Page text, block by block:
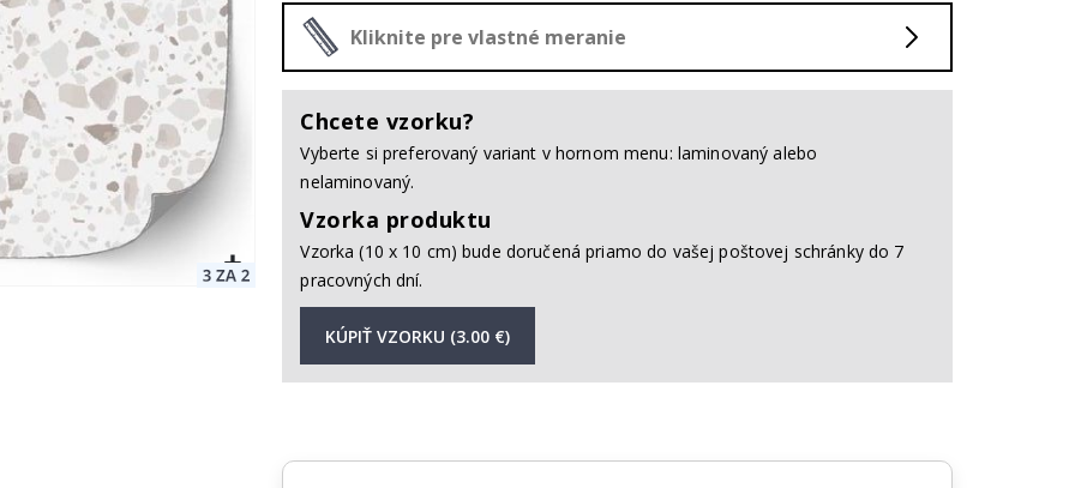
Kliknite pre vlastné meranie
Chcete vzorku?
Vyberte si preferovaný variant v hornom menu: laminovaný alebo
nelaminovaný.
Vzorka produktu
Vzorka (10 x 10 cm) bude doručená priamo do vašej poštovej schránky do 7
pracovných dní.
KÚPIŤ VZORKU (3.00 €)